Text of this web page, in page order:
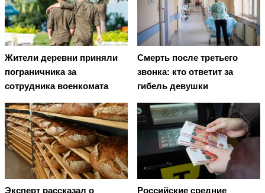
Жители деревни приняли
пограничника за
сотрудника военкомата
Смерть после третьего
звонка: кто ответит за
гибель девушки
Эксперт рассказал о
Российские средние